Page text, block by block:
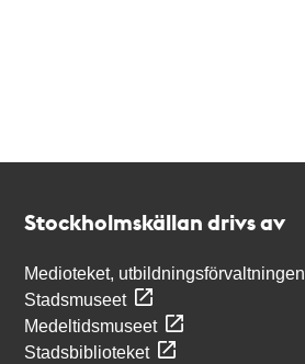
Stockholmskällan drivs av
Medioteket, utbildningsförvaltningen
Stadsmuseet
Medeltidsmuseet
Stadsbiblioteket